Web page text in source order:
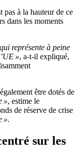
pas à la hauteur de ce
dans les moments
représente à peine
», a-t-il expliqué,
être dotés de
», estime le
de réserve de crise
».
sur les